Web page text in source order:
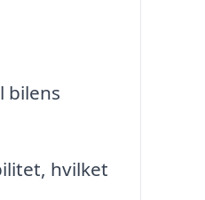
bilens
hvilket